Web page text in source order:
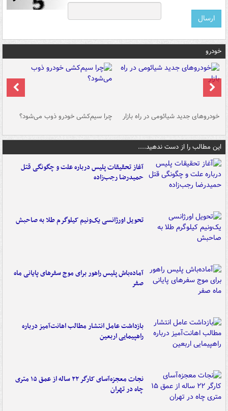
خودرو
خودروهای جدید شیائومی در راه بازار چرا سیم‌کشی خودرو ذوب می‌شود؟
این مطالب را از دست ندهید....
آغاز تحقیقات پلیس درباره علت و چگونگی قتل
حمیدرضا رجب‌زاده
تحویل اورژانسی یک‌ونیم کیلوگرم طلا به صاحبش
آماده‌باش پلیس راهور برای موج سفرهای پایانی ماه
صفر
بازداشت عامل انتشار مطالب اهانت‌آمیز درباره
راهپیمایی اربعین
نجات معجزه‌آسای کارگر ۲۲ ساله از عمق ۱۵ متری
چاه در تهران